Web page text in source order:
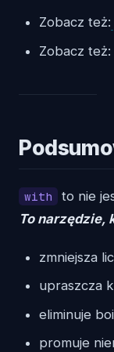
Zobacz też:
Zobacz też:
with
to nie
To narzędzie,
zmniejsza
upraszcza
eliminuje
promuje